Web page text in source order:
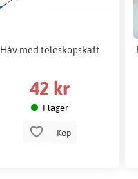
Håv med teleskopskaft
42 kr
I lager
Köp